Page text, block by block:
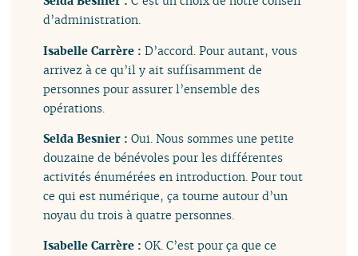
d’administration.
Isabelle Carrère :D’accord. Pour autant, vous
arrivez à ce qu’il y ait suffisamment de
personnes pour assurer l’ensemble des
opérations.
Selda Besnier :Oui. Nous sommes une petite
douzaine de bénévoles pour les différentes
activités énumérées en introduction. Pour tout
ce qui est numérique, ça tourne autour d’un
noyau du trois à quatre personnes.
Isabelle Carrère :OK. C’est pour ça que ce